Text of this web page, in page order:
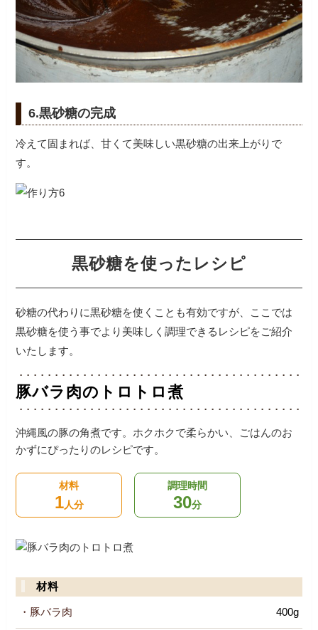
6.黒砂糖の完成
冷えて固まれば、甘くて美味しい黒砂糖の出来上がりで
す。
黒砂糖を使ったレシピ
砂糖の代わりに黒砂糖を使くことも有効ですが、ここでは
黒砂糖を使う事でより美味しく調理できるレシピをご紹介
いたします。
豚バラ肉のトロトロ煮
沖縄風の豚の角煮です。ホクホクで柔らかい、ごはんのお
かずにぴったりのレシピです。
材料
1人分
調理時間
30分
材料
・豚バラ肉 400g